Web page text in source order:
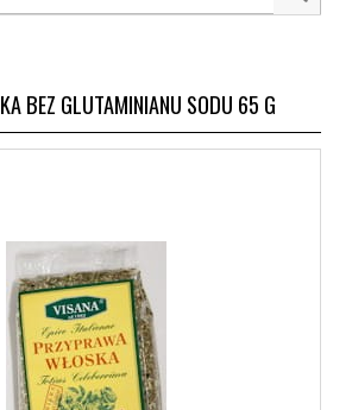
BEZ GLUTAMINIANU SODU 65 G